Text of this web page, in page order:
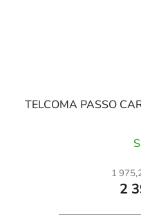
TELCOMA PASSO
1
2